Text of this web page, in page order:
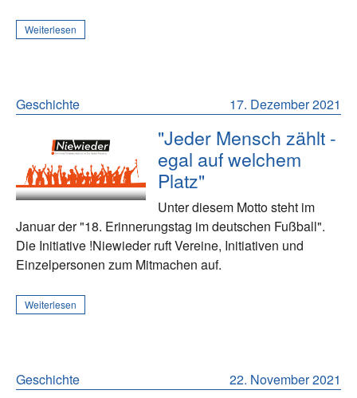
Weiterlesen
17. Dezember 2021
Geschichte
"Jeder Mensch zählt -
egal auf welchem
Platz"
Unter diesem Motto steht im
Januar der "18. Erinnerungstag im deutschen Fußball".
Die Initiative !Niewieder ruft Vereine, Initiativen und
Einzelpersonen zum Mitmachen auf.
Weiterlesen
22. November 2021
Geschichte